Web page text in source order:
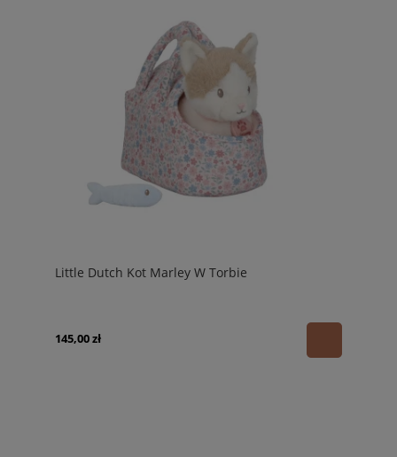
Little Dutch Kot Marley W Torbie
145,00 zł